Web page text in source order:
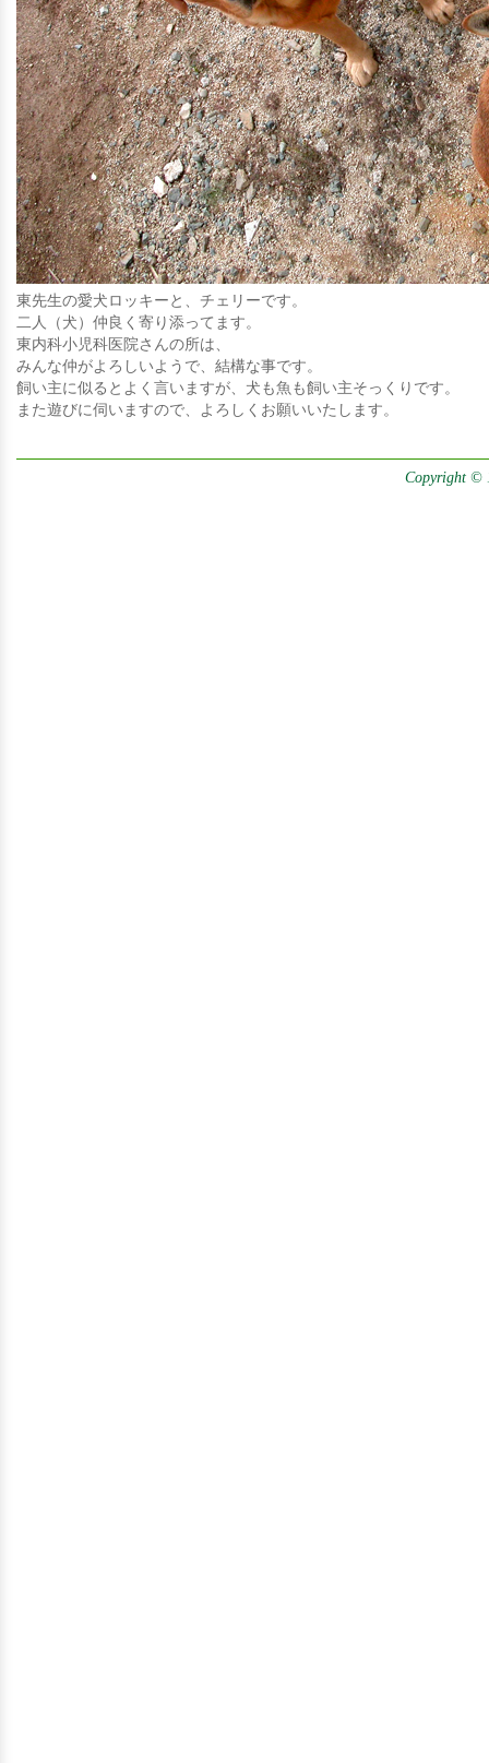
東先生の愛犬ロッキーと、チェリーです。
二人（犬）仲良く寄り添ってます。
東内科小児科医院さんの所は、
みんな仲がよろしいようで、結構な事です。
飼い主に似るとよく言いますが、犬も魚も飼い主そっくりです。
また遊びに伺いますので、よろしくお願いいたします。
Copyright ©